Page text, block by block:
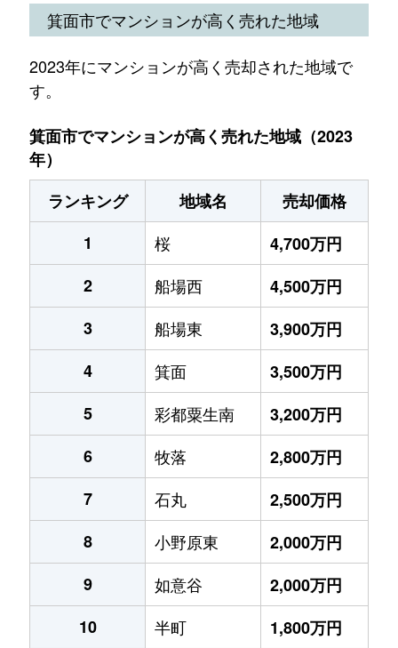
箕面市でマンションが高く売れた地域
2023年にマンションが高く売却された地域で
す。
箕面市でマンションが高く売れた地域（2023
年）
ランキング
地域名
売却価格
1
桜
4,700万円
2
船場西
4,500万円
3
船場東
3,900万円
4
箕面
3,500万円
5
彩都粟生南
3,200万円
6
牧落
2,800万円
7
石丸
2,500万円
8
小野原東
2,000万円
9
如意谷
2,000万円
10
半町 1,800万円